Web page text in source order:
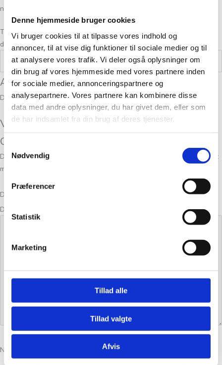
Denne hjemmeside bruger cookies
Vi bruger cookies til at tilpasse vores indhold og
annoncer, til at vise dig funktioner til sociale medier og til
at analysere vores trafik. Vi deler også oplysninger om
din brug af vores hjemmeside med vores partnere inden
for sociale medier, annonceringspartnere og
analysepartnere. Vores partnere kan kombinere disse
data med andre oplysninger, du har givet dem, eller som
de har indsamlet fra din brug af deres tjenester.
Samtykkevalg
Nødvendig
Præferencer
Statistik
Marketing
Tillad alle
Tillad valgte
Afvis
næste strikkeprojekt.
Tak fordi du valgte Tante Grøn CPH. Vi ser frem til at være en del af
dine strikkeeventyr!
Vægt 0,05 kg
Anmeldelser
Der er endnu ikke nogle anmeldelser.
Vær den første til at anmelde “Tynn Line
Grønn 8561”
Din e-mailadresse vil ikke blive publiceret.
Krævede felter er markeret
med
Din bedømmelse
Din anmeldelse
Navn